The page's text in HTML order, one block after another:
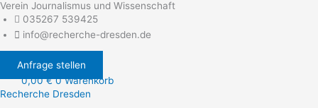
Zum
Inhalt
springen
Verein Journalismus und Wissenschaft
035267 539425
info@recherche-dresden.de
Anfrage stellen
0,00€ 0 Warenkorb
Recherche Dresden